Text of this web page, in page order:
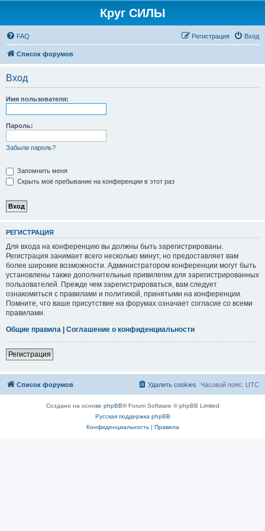
Круг СИЛЫ
FAQ Вход
Регистрация
Список форумов
Вход
Имя пользователя:
Пароль:
Забыли пароль?
Запомнить меня
Скрыть моё пребывание на конференции в этот раз
РЕГИСТРАЦИЯ
Для входа на конференцию вы должны быть зарегистрированы.
Регистрация занимает всего несколько минут, но предоставляет вам
более широкие возможности. Администратором конференции могут быть
установлены также дополнительные привилегии для зарегистрированных
пользователей. Прежде чем зарегистрироваться, вам следует
ознакомиться с правилами и политикой, принятыми на конференции.
Помните, что ваше присутствие на форумах означает согласие со всеми
правилами.
Общие правила | Соглашение о конфиденциальности
Регистрация
Список форумов Часовой пояс: UTC
Удалить cookies
Создано на основе phpBB® Forum Software © phpBB Limited
Русская поддержка phpBB
Конфиденциальность| Правила